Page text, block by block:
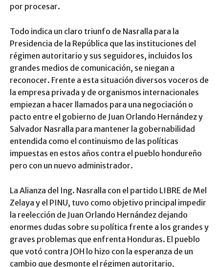
por procesar.
Todo indica un claro triunfo de Nasralla para la
Presidencia de la República que las instituciones del
régimen autoritario y sus seguidores, incluidos los
grandes medios de comunicación, se niegan a
reconocer. Frente a esta situación diversos voceros de
la empresa privada y de organismos internacionales
empiezan a hacer llamados para una negociación o
pacto entre el gobierno de Juan Orlando Hernández y
Salvador Nasralla para mantener la gobernabilidad
entendida como el continuismo de las políticas
impuestas en estos años contra el pueblo hondureño
pero con un nuevo administrador.
La Alianza del Ing. Nasralla con el partido LIBRE de Mel
Zelaya y el PINU, tuvo como objetivo principal impedir
la reelección de Juan Orlando Hernández dejando
enormes dudas sobre su política frente a los grandes y
graves problemas que enfrenta Honduras. El pueblo
que votó contra JOH lo hizo con la esperanza de un
cambio que desmonte el régimen autoritario,